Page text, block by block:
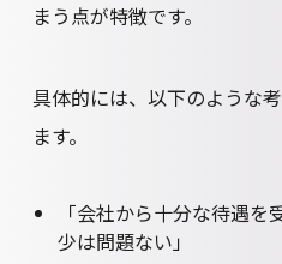
まう点が特徴です。
具体的には、以下のような
ます。
「会社から十分な待遇
少は問題ない」